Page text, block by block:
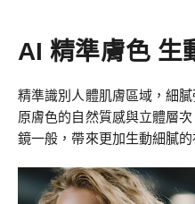
AI 精準膚色 生
精準識別人體肌膚區域，細
原膚色的自然質感與立體層
鏡一般，帶來更加生動細膩的